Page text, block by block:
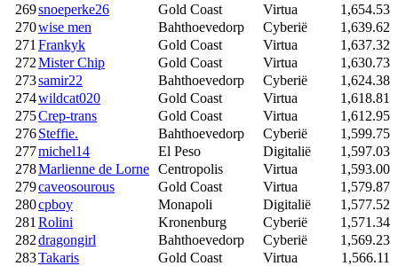
269snoeperke26 Gold Coast Virtua
1,654.53
270wise men Bahthoevedorp Cyberië
1,639.62
271 Frankyk Gold Coast Virtua
1,637.32
272Mister Chip Gold Coast Virtua
1,630.73
273samir22 Bahthoevedorp Cyberië
1,624.38
274wildcat020 Gold Coast Virtua
1,618.81
275Crep-trans Gold Coast Virtua
1,612.95
276Steffie. Bahthoevedorp Cyberië
1,599.75
277michel14 El Peso Digitalië
1,597.03
278Marlienne de Lorne Centropolis Virtua
1,593.00
279caveosourous Gold Coast Virtua
1,579.87
280cpboy Monapoli Digitalië
1,577.52
281 Rolini Kronenburg Cyberië
1,571.34
282dragongirl Bahthoevedorp Cyberië
1,569.23
283Takaris Gold Coast Virtua
1,566.11